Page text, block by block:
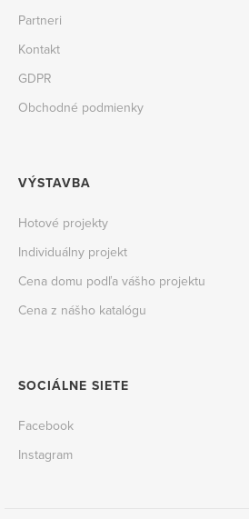
Partneri
Kontakt
GDPR
Obchodné podmienky
VÝSTAVBA
Hotové projekty
Individuálny projekt
Cena domu podľa vášho projektu
Cena z nášho katalógu
SOCIÁLNE SIETE
Facebook
Instagram